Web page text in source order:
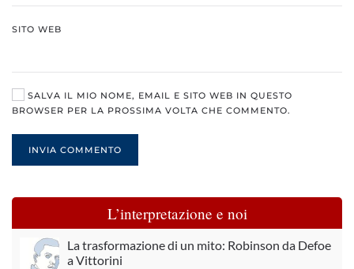
SITO WEB
SALVA IL MIO NOME, EMAIL E SITO WEB IN QUESTO
BROWSER PER LA PROSSIMA VOLTA CHE COMMENTO.
INVIA COMMENTO
L’interpretazione e noi
La trasformazione di un mito: Robinson da Defoe
a Vittorini